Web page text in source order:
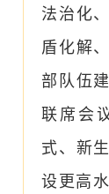
法治化
盾化解
部队伍
联席会
式、新
设更高